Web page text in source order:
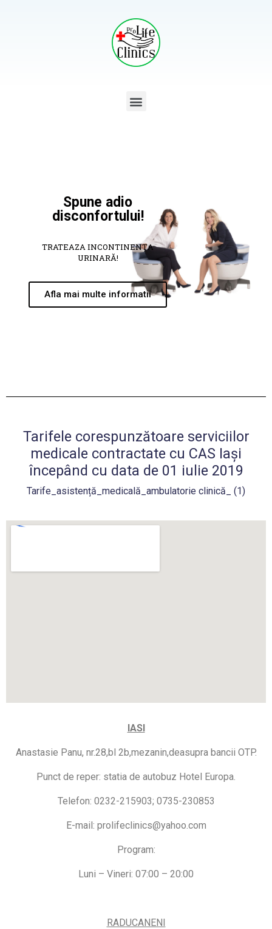
Spune adio
disconfortului!
TRATEAZA INCONTINENȚA
URINARĂ!
Afla mai multe informatii
Tarifele corespunzătoare serviciilor
medicale contractate cu CAS Iași
începând cu data de 01 iulie 2019
Tarife_asistență_medicală_ambulatorie clinică_ (1)
IASI
Anastasie Panu, nr.28,bl 2b,mezanin,deasupra bancii OTP.
Punct de reper: statia de autobuz Hotel Europa.
Telefon: 0232-215903; 0735-230853
E-mail: prolifeclinics@yahoo.com
Program:
Luni – Vineri: 07:00 – 20:00
RADUCANENI